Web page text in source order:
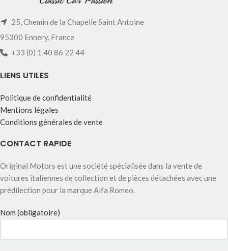
25, Chemin de la Chapelle Saint Antoine
95300 Ennery, France
+33 (0) 1 40 86 22 44
LIENS UTILES
Politique de confidentialité
Mentions légales
Conditions générales de vente
CONTACT RAPIDE
Original Motors est une société spécialisée dans la vente de
voitures italiennes de collection et de pièces détachées avec une
prédilection pour la marque Alfa Romeo.
Nom (obligatoire)